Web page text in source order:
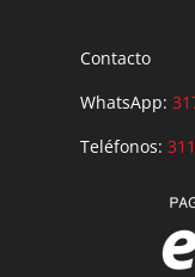
Contacto
WhatsApp:
Teléfonos: